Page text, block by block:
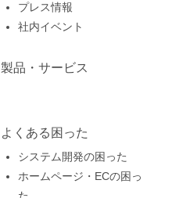
プレス情報
社内イベント
製品・サービス
よくある困った
システム開発の困った
ホームページ・ECの困っ